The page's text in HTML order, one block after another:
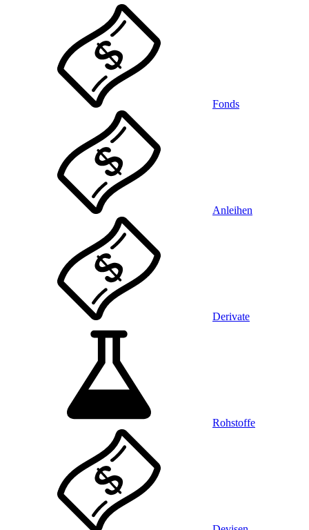
Fonds
Anleihen
Derivate
Rohstoffe